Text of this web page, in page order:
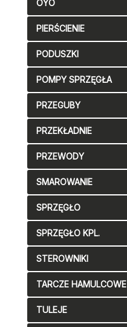
OYO
PIERŚCIENIE
PODUSZKI
POMPY SPRZĘGŁA
PRZEGUBY
PRZEKŁADNIE
PRZEWODY
SMAROWANIE
SPRZĘGŁO
SPRZĘGŁO KPL.
STEROWNIKI
TARCZE HAMULCOWE
TULEJE